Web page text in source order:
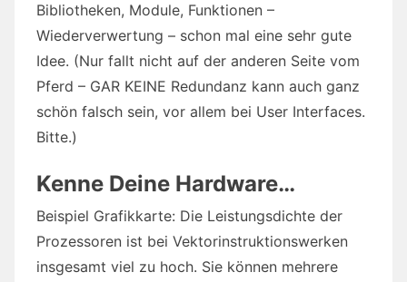
Bibliotheken, Module, Funktionen –
Wiederverwertung – schon mal eine sehr gute
Idee. (Nur fallt nicht auf der anderen Seite vom
Pferd – GAR KEINE Redundanz kann auch ganz
schön falsch sein, vor allem bei User Interfaces.
Bitte.)
Kenne Deine Hardware…
Beispiel Grafikkarte: Die Leistungsdichte der
Prozessoren ist bei Vektorinstruktionswerken
insgesamt viel zu hoch. Sie können mehrere